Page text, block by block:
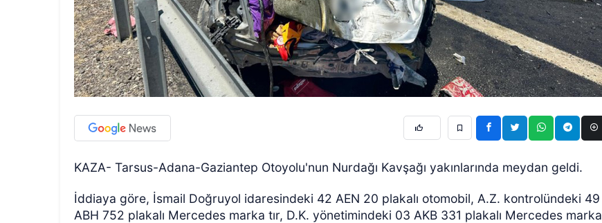
KAZA- Tarsus-Adana-Gaziantep Otoyolu'nun Nurdağı Kavşağı yakınlarında meydan geldi.
İddiaya göre, İsmail Doğruyol idaresindeki 42 AEN 20 plakalı otomobil, A.Z. kontrolündeki 49
ABH 752 plakalı Mercedes marka tır, D.K. yönetimindeki 03 AKB 331 plakalı Mercedes marka